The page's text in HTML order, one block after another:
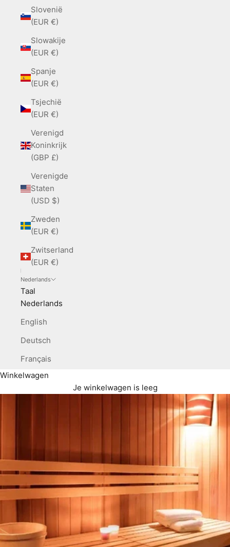
Slovenië
(EUR €)
Slowakije
(EUR €)
Spanje
(EUR €)
Tsjechië
(EUR €)
Verenigd
Koninkrijk
(GBP £)
Verenigde
Staten
(USD $)
Zweden
(EUR €)
Zwitserland
(EUR €)
Nederlands
Taal
Nederlands
English
Deutsch
Français
Winkelwagen
Je winkelwagen is leeg